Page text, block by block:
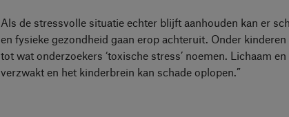
Als de stressvolle situatie echter blijft aanhouden kan er
en fysieke gezondheid gaan erop achteruit. Onder
tot wat onderzoekers ‘toxische stress’ noemen. Lichaam
verzwakt en het kinderbrein kan schade oplopen.”